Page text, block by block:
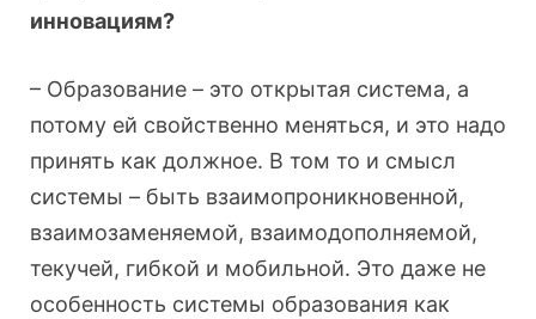
инновациям?
– Образование – это открытая система, а
потому ей свойственно меняться, и это надо
принять как должное. В том то и смысл
системы – быть взаимопроникновенной,
взаимозаменяемой, взаимодополняемой,
текучей, гибкой и мобильной. Это даже не
особенность системы образования как